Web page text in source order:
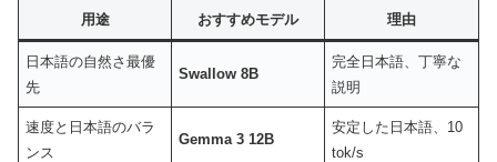
用途 おすすめモデル 理由
日本語の自然さ最優
先
Swallow 8B
完全日本語、丁寧な
説明
速度と日本語のバラ
ンス
Gemma 3 12B
安定した日本語、10
tok/s